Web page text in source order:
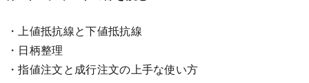
・上値抵抗線と下値抵抗線
・日柄整理
・指値注文と成行注文の上手な使い方